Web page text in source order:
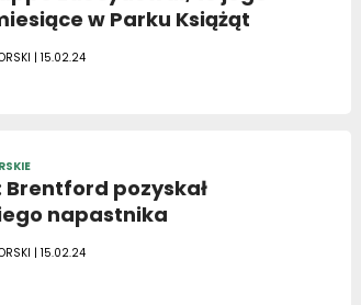
w Parku Książąt
| 15.02.24
pozyskał
napastnika
| 15.02.24